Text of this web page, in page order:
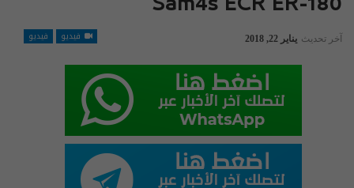
Sam4s ECR ER-180
فيديو فيديو آخر تحديث يناير 22, 2018